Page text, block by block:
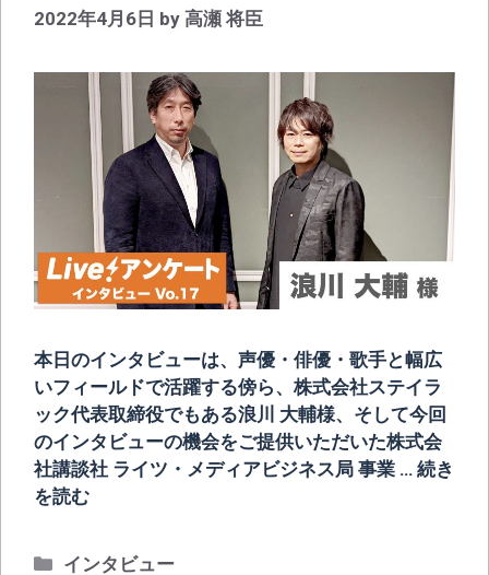
2022年4月6日 by 高瀬 将臣
本日のインタビューは、声優・俳優・歌手と幅広
いフィールドで活躍する傍ら、株式会社ステイラ
ック代表取締役でもある浪川 大輔様、そして今回
のインタビューの機会をご提供いただいた株式会
社講談社 ライツ・メディアビジネス局 事業 … 続き
を読む
カ
インタビュー